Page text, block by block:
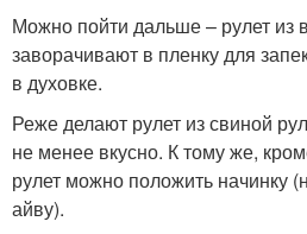
Можно пойти дальше – рулет из
заворачивают в пленку для
в духовке.
Реже делают рулет из свиной
не менее вкусно. К тому же,
рулет можно положить начинку
айву).